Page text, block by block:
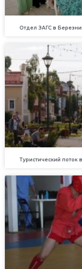
Отдел ЗАГС в
Туристический